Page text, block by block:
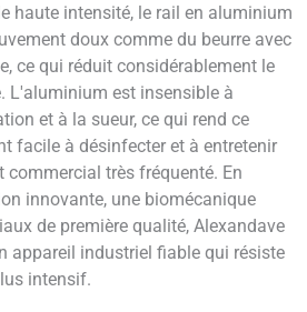
haute intensité, le rail en aluminium
doux comme du beurre avec
ce qui réduit considérablement le
L'aluminium est insensible à
et à la sueur, ce qui rend ce
facile à désinfecter et à entretenir
très fréquenté. En
innovante, une biomécanique
de première qualité, Alexandave
appareil industriel fiable qui résiste
intensif.